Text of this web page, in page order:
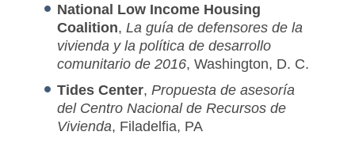
National Low Income Housing
Coalition, La guía de defensores de la
vivienda y la política de desarrollo
comunitario de 2016, Washington, D. C.
Tides Center, Propuesta de asesoría
del Centro Nacional de Recursos de
Vivienda, Filadelfia, PA